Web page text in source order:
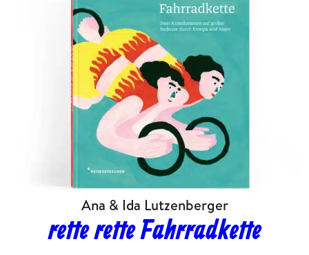
Ana & Ida Lutzenberger
rette rette Fahrradkette